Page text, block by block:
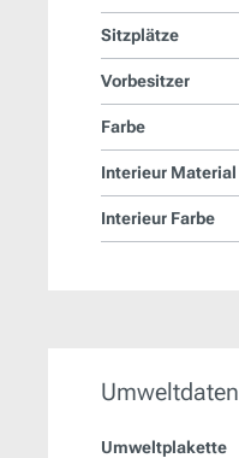
Sitzplätze
Vorbesitzer
Farbe
Interieur Material
Interieur Farbe
Umweltdaten
Umweltplakette